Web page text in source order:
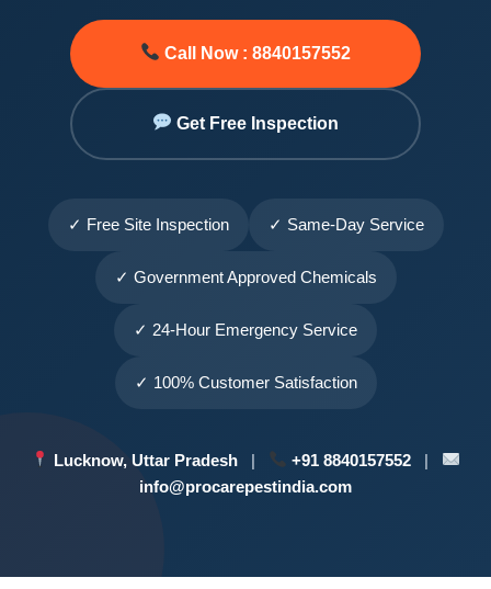
Call Now : 8840157552
Get Free Inspection
✓ Free Site Inspection ✓ Same-Day Service
✓ Government Approved Chemicals
✓ 24-Hour Emergency Service
✓ 100% Customer Satisfaction
Lucknow, Uttar Pradesh| +91 8840157552 |
info@procarepestindia.com